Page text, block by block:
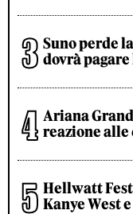
Suno perde
dovrà
Ariana
reazione
Hellwatt
Kanye West